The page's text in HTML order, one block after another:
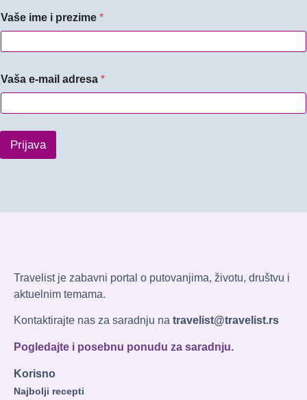
Vaše ime i prezime *
Vaša e-mail adresa *
Prijava
Travelist je zabavni portal o putovanjima, životu, društvu i
aktuelnim temama.
Kontaktirajte nas za saradnju na travelist@travelist.rs
Pogledajte i posebnu ponudu za saradnju.
Korisno
Najbolji recepti